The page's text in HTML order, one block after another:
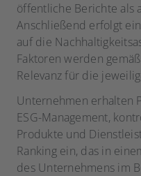
öffentliche Berichte als
Anschließend erfolgt
auf die
Faktoren werden
Relevanz für die
Unternehmen erhalten
ESG-Management,
Produkte und
Ranking ein, das in
des Unternehmens im